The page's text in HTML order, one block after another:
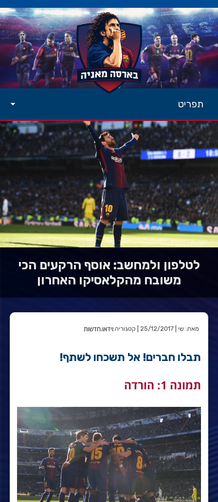
תפריט
לטלפון ולמחשב: אוסף הרקעים הכי
משובח מהקלאסיקו האחרון
מאת: שי | 25/12/2017 | קטגוריה: וידאו,חדשות
תבלו חברים! אל תשכחו לשתף!
תמונה 1: הורדה